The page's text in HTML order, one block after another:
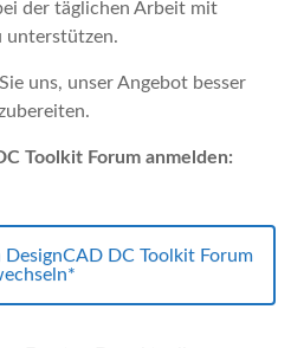
der täglichen Arbeit mit
unterstützen.
uns, unser Angebot besser
Toolkit Forum anmelden:
DC Toolkit Forum